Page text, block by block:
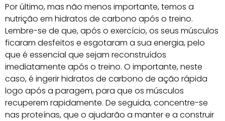
Por último, mas não menos importante, temos a
nutrição em hidratos de carbono após o treino.
Lembre-se de que, após o exercício, os seus músculos
ficaram desfeitos e esgotaram a sua energia, pelo
que é essencial que sejam reconstruídos
imediatamente após o treino. O importante, neste
caso, é ingerir hidratos de carbono de ação rápida
logo após a paragem, para que os músculos
recuperem rapidamente. De seguida, concentre-se
nas proteínas, que o ajudarão a manter e a construir